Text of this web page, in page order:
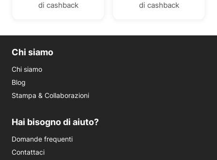
di cashback di cashback
Chi siamo
Chi siamo
Blog
Stampa & Collaborazioni
Hai bisogno di aiuto?
Domande frequenti
Contattaci